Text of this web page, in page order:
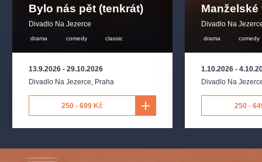
Bylo nás pět (tenkrát)
Divadlo Na Jezerce
drama comedy classic
13.9.2026 - 29.10.2026
Divadlo Na Jezerce, Praha
250 - 699 Kč
Divadlo Na
drama comedy
1.10.2026 -
Divadlo Na
250 -